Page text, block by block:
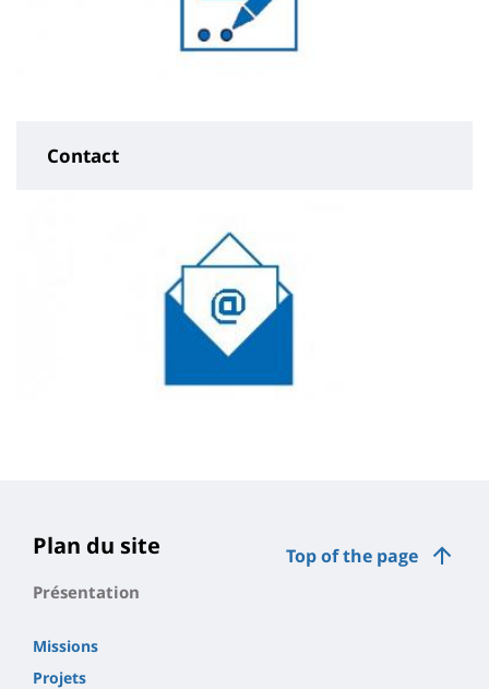
Contact
page
principale
Top of the page
Plan du site
Présentation
Missions
Projets